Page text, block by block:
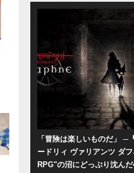
「冒険は楽しいものだ」 ─
ードリィ ヴァリアンツ ダ
RPG"の沼にどっぷり沈ん